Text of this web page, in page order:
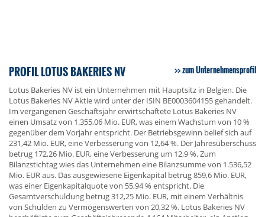
PROFIL LOTUS BAKERIES NV zum Unternehmensprofil
Lotus Bakeries NV ist ein Unternehmen mit Hauptsitz in Belgien. Die
Lotus Bakeries NV Aktie wird unter der ISIN BE0003604155 gehandelt.
Im vergangenen Geschäftsjahr erwirtschaftete Lotus Bakeries NV
einen Umsatz von 1.355,06 Mio. EUR, was einem Wachstum von 10 %
gegenüber dem Vorjahr entspricht. Der Betriebsgewinn belief sich auf
231,42 Mio. EUR, eine Verbesserung von 12,64 %. Der Jahresüberschuss
betrug 172,26 Mio. EUR, eine Verbesserung um 12,9 %. Zum
Bilanzstichtag wies das Unternehmen eine Bilanzsumme von 1.536,52
Mio. EUR aus. Das ausgewiesene Eigenkapital betrug 859,6 Mio. EUR,
was einer Eigenkapitalquote von 55,94 % entspricht. Die
Gesamtverschuldung betrug 312,25 Mio. EUR, mit einem Verhältnis
von Schulden zu Vermögenswerten von 20,32 %. Lotus Bakeries NV